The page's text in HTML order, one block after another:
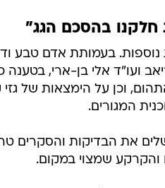
חלקנו בהסכם הגג"
נוספות. בעמותת אדם טבע
ועו"ד אלי בן-ארי,
וכן על הימצאות של
המגורים.
את הבדיקות והסקרים
והקרקע שמצוי במקום.